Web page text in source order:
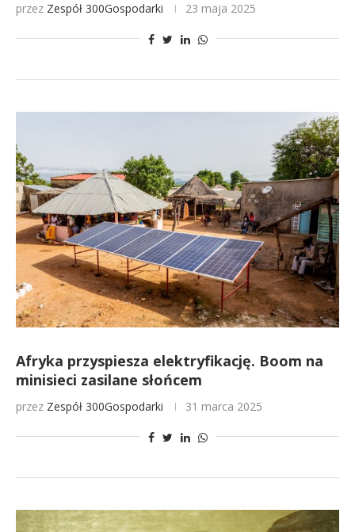
przez Zespół 300Gospodarki 23 maja 2025
Afryka przyspiesza elektryfikację. Boom na
minisieci zasilane słońcem
przez Zespół 300Gospodarki 31 marca 2025